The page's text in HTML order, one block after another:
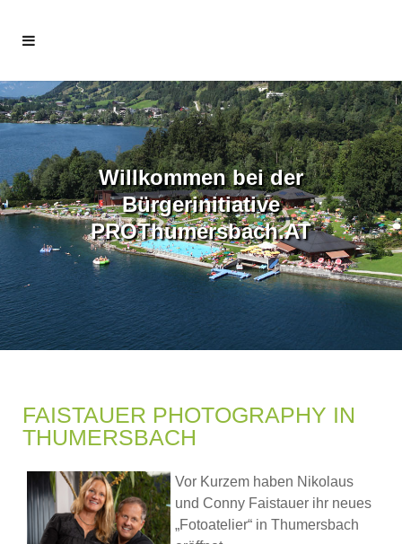
Willkommen bei der
Bürgerinitiative
PROThumersbach.AT
FAISTAUER PHOTOGRAPHY IN
THUMERSBACH
Vor Kurzem haben Nikolaus
und Conny Faistauer ihr neues
„Fotoatelier“ in Thumersbach